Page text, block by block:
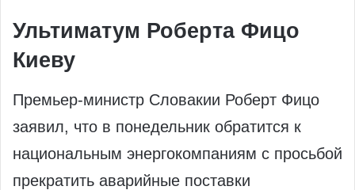
Ультиматум Роберта Фицо
Киеву
Премьер-министр Словакии Роберт Фицо
заявил, что в понедельник обратится к
национальным энергокомпаниям с просьбой
прекратить аварийные поставки